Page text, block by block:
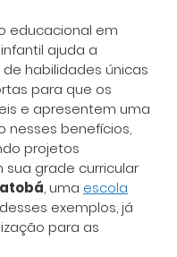
educacional em
ajuda a
habilidades únicas
para que os
e apresentem uma
nesses benefícios,
projetos
grade curricular
, uma escola
exemplos, já
para as